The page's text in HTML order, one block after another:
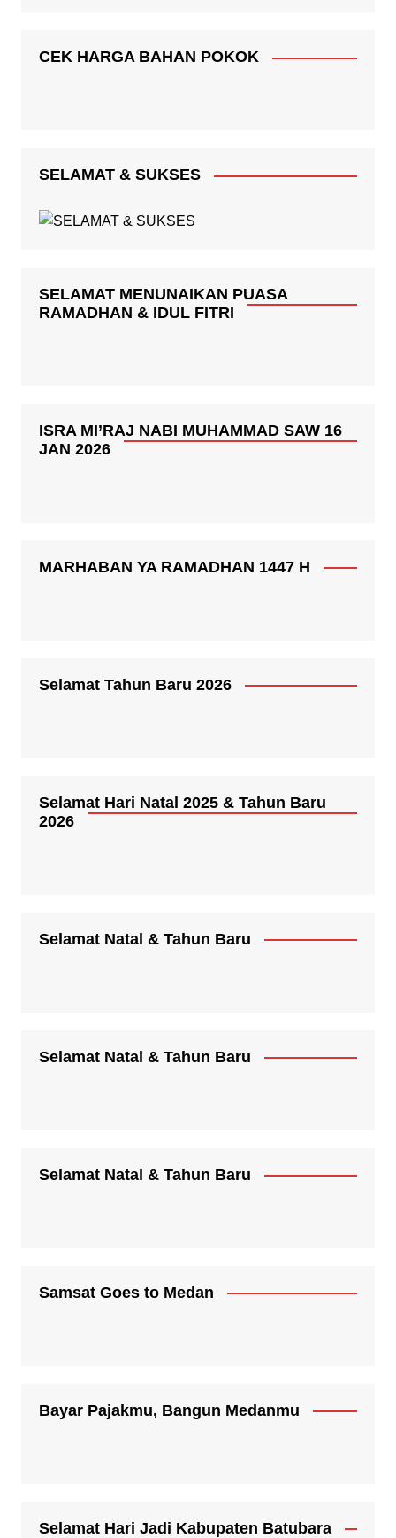
CEK HARGA BAHAN POKOK
SELAMAT & SUKSES
SELAMAT MENUNAIKAN PUASA
RAMADHAN & IDUL FITRI
ISRA MI’RAJ NABI MUHAMMAD SAW 16
JAN 2026
MARHABAN YA RAMADHAN 1447 H
Selamat Tahun Baru 2026
Selamat Hari Natal 2025 & Tahun Baru
2026
Selamat Natal & Tahun Baru
Selamat Natal & Tahun Baru
Selamat Natal & Tahun Baru
Samsat Goes to Medan
Bayar Pajakmu, Bangun Medanmu
Selamat Hari Jadi Kabupaten Batubara